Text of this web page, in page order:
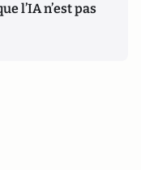
l’IA n’est pas